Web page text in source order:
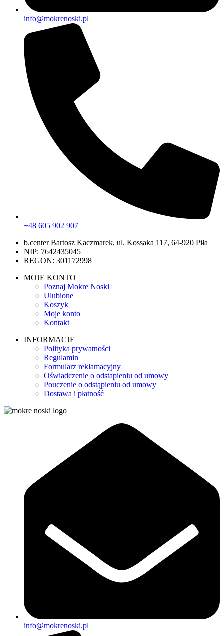
info@mokrenoski.pl
+48 605 902 907
b.center Bartosz Kaczmarek, ul. Kossaka 117, 64-920 Piła
NIP: 7642435045
REGON: 301172998
MOJE KONTO
Poznaj Mokre Noski
Ulubione
Koszyk
Moje konto
Kontakt
INFORMACJE
Polityka prywatności
Regulamin
Formularz reklamacyjny
Oświadczenie o odstapieniu od umowy
Pouczenie o odstąpieniu od umowy
Dostawa i płatność
info@mokrenoski.pl